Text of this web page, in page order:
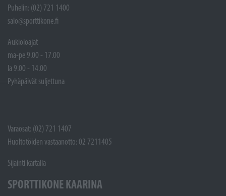
Puhelin: (02) 721 1400
salo@sporttikone.fi
Aukioloajat
ma-pe 9.00 - 17.00
la 9.00 - 14.00
Pyhäpäivät suljettuna
Varaosat: (02) 721 1407
Huoltotöiden vastaanotto: 02 7211405
Sijainti kartalla
SPORTTIKONE KAARINA